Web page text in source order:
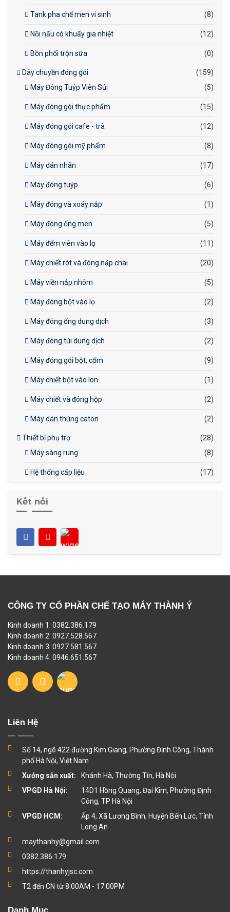
Tank pha chế men vi sinh (8)
Nồi nấu có khuấy gia nhiệt (12)
Bồn phối trộn sữa (0)
Dây chuyền đóng gói
(159)
Máy Đóng Tuýp Viên Sủi
(5)
Máy đóng gói thực phẩm (15)
Máy đóng gói cafe - trà (12)
Máy đóng gói mỹ phẩm (8)
Máy dán nhãn (17)
Máy đóng tuýp (6)
Máy đóng và xoáy nắp (1)
Máy đóng ống men (5)
Máy đếm viên vào lọ (11)
Máy chiết rót và đóng nắp chai (20)
Máy viền nắp nhôm (5)
Máy đóng bột vào lọ (2)
Máy đóng ống dung dịch (3)
Máy đóng túi dung dịch (2)
Máy đóng gói bột, cốm (9)
Máy chiết bột vào lon (1)
Máy chiết và đóng hộp (2)
Máy dán thùng caton (2)
Thiết bị phụ trợ
(28)
Máy sàng rung
(8)
Hệ thống cấp liệu (17)
Kết nối
CÔNG TY CỔ PHẦN CHẾ TẠO MÁY THÀNH Ý
Kinh doanh 1: 0382.386.179
Kinh doanh 2: 0927.528.567
Kinh doanh 3: 0927.581.567
Kinh doanh 4: 0946.651.567
Liên Hệ
Số 14, ngõ 422 đường Kim Giang, Phường Định Công, Thành
phố Hà Nội, Việt Nam
Xưởng sản xuất:
Khánh Hà, Thường Tín, Hà Nội
VPGD Hà Nội:
14D1 Hồng Quang, Đại Kim, Phường Định
Công, TP Hà Nội
VPGD HCM:
Ấp 4, Xã Lương Bình, Huyện Bến Lức, Tỉnh
Long An
maythanhy@gmail.com
0382.386.179
https://thanhyjsc.com
T2 đến CN từ 8:00AM - 17:00PM